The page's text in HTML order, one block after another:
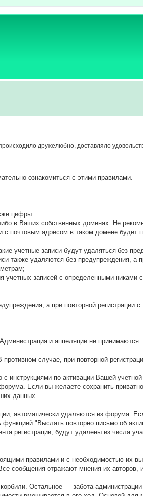
дружелюбно, доставляло
ознакомиться с этими правилами.
цифры.
в Ваших собственных доменах. Не
с почтовым адресом в таком домене будет
учетные записи будут удаляться без
также удаляются без предупреждения, а
учетных записей с определенными никами
а при повторной регистрации
и аппеляции не
случае, при повторной
по активации Вашей
Если вы желаете сохранить
данных.
автоматически удаляются из форума.
функцией "Выслать повторно письмо об
регистрации, будут удалены из числа
правилами и с необходимостью их
сообщения отражают мнения их авторов,
Остальное — забота